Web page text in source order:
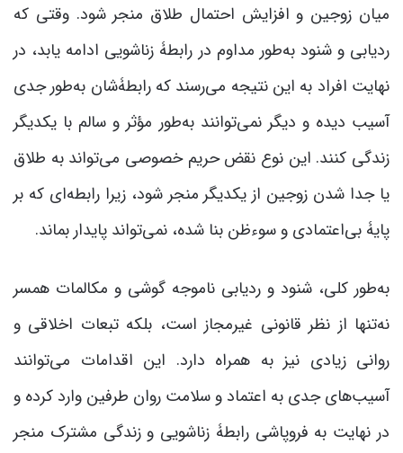
میان زوجین و افزایش احتمال طلاق منجر شود. وقتی که
ردیابی و شنود به‌طور مداوم در رابطۀ زناشویی ادامه یابد، در
نهایت افراد به این نتیجه می‌رسند که رابطۀشان به‌طور جدی
آسیب دیده و دیگر نمی‌توانند به‌طور مؤثر و سالم با یکدیگر
زندگی کنند. این نوع نقض حریم خصوصی می‌تواند به طلاق
یا جدا شدن زوجین از یکدیگر منجر شود، زیرا رابطه‌ای که بر
پایۀ بی‌اعتمادی و سوءظن بنا شده، نمی‌تواند پایدار بماند.
به‌طور کلی، شنود و ردیابی ناموجه گوشی و مکالمات همسر
نه‌تنها از نظر قانونی غیرمجاز است، بلکه تبعات اخلاقی و
روانی زیادی نیز به همراه دارد. این اقدامات می‌توانند
آسیب‌های جدی به اعتماد و سلامت روان طرفین وارد کرده و
در نهایت به فروپاشی رابطۀ زناشویی و زندگی مشترک منجر